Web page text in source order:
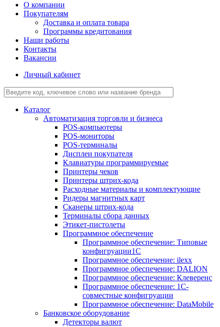
О компании
Покупателям
Доставка и оплата товара
Программы кредитования
Наши работы
Контакты
Вакансии
Личный кабинет
Каталог
Автоматизация торговли и бизнеса
POS-компьютеры
POS-мониторы
POS-терминалы
Дисплеи покупателя
Клавиатуры программируемые
Принтеры чеков
Принтеры штрих-кода
Расходные материалы и комплектующие
Ридеры магнитных карт
Сканеры штрих-кода
Терминалы сбора данных
Этикет-пистолеты
Программное обеспечение
Программное обеспечение: Типовые
конфигруации1С
Программное обеспечение: ilexx
Программное обеспечение: DALION
Программное обеспечение: Клеверенс
Программное обеспечение: 1С-
совместные конфигруации
Программное обеспечение: DataMobile
Банковское оборудование
Детекторы валют